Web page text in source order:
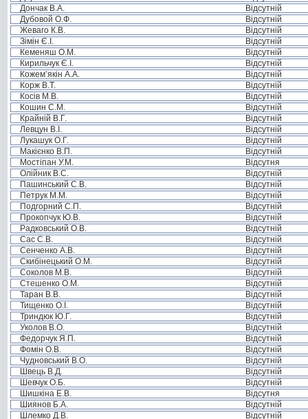
Дончак В.А.
Відсутній
Дубовой О.Ф.
Відсутній
Жеваго К.В.
Відсутній
Зімін Є.І.
Відсутній
Кеменяш О.М.
Відсутній
Кирильчук Є.І.
Відсутній
Кожем’якін А.А.
Відсутній
Корж В.Т.
Відсутній
Косів М.В.
Відсутній
Кошин С.М.
Відсутній
Крайній В.Г.
Відсутній
Левцун В.І.
Відсутній
Лукашук О.Г.
Відсутній
Макієнко В.П.
Відсутній
Мостіпан У.М.
Відсутня
Олійник В.С.
Відсутній
Пашинський С.В.
Відсутній
Петрук М.М.
Відсутній
Подгорний С.П.
Відсутній
Прокопчук Ю.В.
Відсутній
Радковський О.В.
Відсутній
Сас С.В.
Відсутній
Сенченко А.В.
Відсутній
Скибінецький О.М.
Відсутній
Соколов М.В.
Відсутній
Стешенко О.М.
Відсутній
Таран В.В.
Відсутній
Тищенко О.І.
Відсутній
Триндюк Ю.Г.
Відсутній
Уколов В.О.
Відсутній
Федорчук Я.П.
Відсутній
Фомін О.В.
Відсутній
Чудновський В.О.
Відсутній
Швець В.Д.
Відсутній
Шевчук О.Б.
Відсутній
Шишкіна Е.В.
Відсутня
Шиянов Б.А.
Відсутній
Шлемко Д.В.
Відсутній